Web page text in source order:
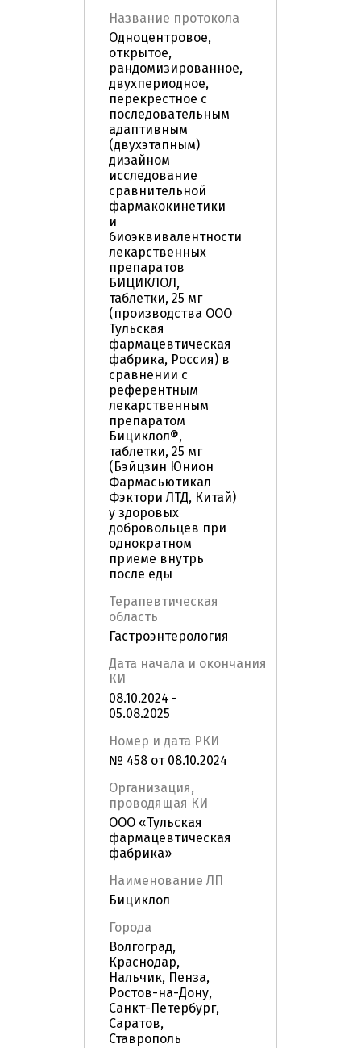
Название протокола
Одноцентровое,
открытое,
рандомизированное,
двухпериодное,
перекрестное c
последовательным
адаптивным
(двухэтапным)
дизайном
исследование
сравнительной
фармакокинетики
и
биоэквивалентности
лекарственных
препаратов
БИЦИКЛОЛ,
таблетки, 25 мг
(производства ООО
Тульская
фармацевтическая
фабрика, Россия) в
сравнении с
референтным
лекарственным
препаратом
Бициклол®,
таблетки, 25 мг
(Бэйцзин Юнион
Фармасьютикал
Фэктори ЛТД, Китай)
у здоровых
добровольцев при
однократном
приеме внутрь
после еды
Терапевтическая
область
Гастроэнтерология
Дата начала и окончания
КИ
08.10.2024 -
05.08.2025
Номер и дата РКИ
№ 458 от 08.10.2024
Организация,
проводящая КИ
ООО «Тульская
фармацевтическая
фабрика»
Наименование ЛП
Бициклол
Города
Волгоград,
Краснодар,
Нальчик, Пенза,
Ростов-на-Дону,
Санкт-Петербург,
Саратов,
Ставрополь